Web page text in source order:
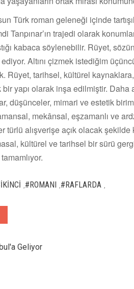
Türk roman geleneği içinde
trajedi olarak
kabaca söylenebilir. Rüyet,
Altını çizmek istediğim
Rüyet, tarihsel, kültürel
yapı olarak inşa edilmiştir. Daha
düşünceler, mimari ve estetik
mekânsal, eşzamanlı ve
türlü alışverişe açık olacak şekilde
kültürel ve tarihsel bir sürü
#ROMANI #RAFLARDA
Geliyor